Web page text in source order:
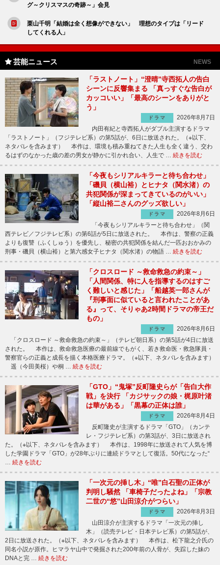
グ～クリスマスの奇跡～」会見
栗山千明「結婚は全く想像ができない」 理想のタイプは「リード
してくれる人」
芸能ニュース NEWS
「ラストノート」“澄晴”寺西拓人の告白
シーンに反響集まる 「真っすぐな告白が
カッコいい」「最高のシーンをありがと
う」
ドラマ
2026年8月7日
内田有紀と寺西拓人がダブル主演するドラマ
「ラストノート」（フジテレビ系）の第5話が、6日に放送された。（※以下、
ネタバレを含みます） 本作は、環境も積み重ねてきた人生も全く違う、交わ
るはずのなかった歳の差の男女が静かに引かれ合い、人生で … 続きを読む
「今夜もシリアルキラーと待ち合わせ」
「磯貝（横山裕）とヒナタ（関水渚）の
共犯関係が深まってきているのがいい」
「縦山裕二さんのグッズ欲しい」
ドラマ
2026年8月6日
「今夜もシリアルキラーと待ち合わせ」（関
西テレビ／フジテレビ系）の第6話が5日に放送された。 本作は、警察の正義
よりも復讐（ふくしゅう）を優先し、秘密の共犯関係を結んだ一匹おおかみの
刑事・磯貝（横山裕）と第六感女子ヒナタ（関水渚）の物語 … 続きを読む
「クロスロード ～救命救急の約束～」
「人間関係、特に人を指導するのはすご
く難しいと感じた」「船越英一郎さんが
『刑事面に似ていると言われたことがあ
る』って、そりゃあ2時間ドラマの帝王だ
もの」
ドラマ
2026年8月6日
「クロスロード ～救命救急の約束～」（テレビ朝日系）の第5話が4日に放送
された。 本作は、救命救急医療の最前線でもがく、若き救命医・救急隊員・
警察官らの正義と成長を描く本格医療ドラマ。（※以下、ネタバレを含みます）
遥（今田美桜）や桐 … 続きを読む
「GTO」“鬼塚”反町隆史らが「告白大作
戦」を決行 「カジサックの娘・梶原叶渚
は華がある」「黒幕の正体は誰」
ドラマ
2026年8月4日
反町隆史が主演するドラマ「GTO」（カンテ
レ・フジテレビ系）の第3話が、3日に放送され
た。（※以下、ネタバレを含みます） 本作は、1998年に放送されて人気を博
した学園ドラマ「GTO」が28年ぶりに連続ドラマとして復活。50代になった“
… 続きを読む
「一次元の挿し木」“唯”白石聖の正体が
判明し騒然 「車椅子だったよね」「宗教
二世の“悠”山田涼介がつらい」
ドラマ
2026年8月3日
山田涼介が主演するドラマ「一次元の挿し
木」（読売テレビ・日本テレビ系）の第5話が、
2日に放送された。（※以下、ネタバレを含みます） 本作は、松下龍之介氏の
同名小説が原作。ヒマラヤ山中で発掘された200年前の人骨が、失踪した妹の
DNAと完 … 続きを読む